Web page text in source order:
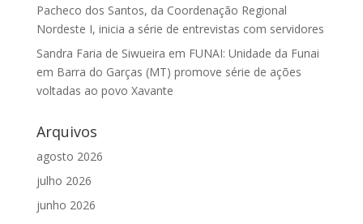
Pacheco dos Santos, da Coordenação Regional
Nordeste I, inicia a série de entrevistas com servidores
Sandra Faria de Siwueira em FUNAI: Unidade da Funai
em Barra do Garças (MT) promove série de ações
voltadas ao povo Xavante
Arquivos
agosto 2026
julho 2026
junho 2026